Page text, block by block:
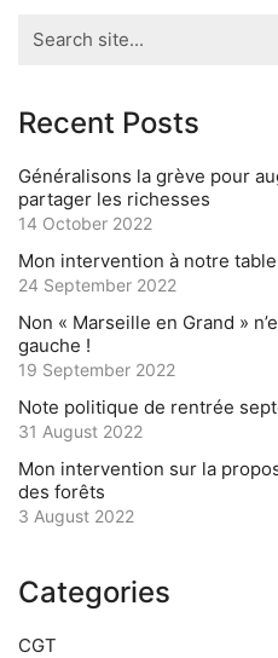
for:
Recent Posts
Généralisons la grève pour
partager les richesses
14 October 2022
Mon intervention à notre
24 September 2022
Non « Marseille en Grand »
gauche !
19 September 2022
Note politique de rentrée
31 August 2022
Mon intervention sur la
des forêts
3 August 2022
Categories
CGT